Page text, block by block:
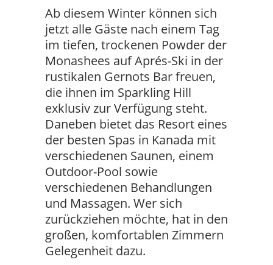
Ab diesem Winter können sich
jetzt alle Gäste nach einem Tag
im tiefen, trockenen Powder der
Monashees auf Aprés-Ski in der
rustikalen Gernots Bar freuen,
die ihnen im Sparkling Hill
exklusiv zur Verfügung steht.
Daneben bietet das Resort eines
der besten Spas in Kanada mit
verschiedenen Saunen, einem
Outdoor-Pool sowie
verschiedenen Behandlungen
und Massagen. Wer sich
zurückziehen möchte, hat in den
großen, komfortablen Zimmern
Gelegenheit dazu.